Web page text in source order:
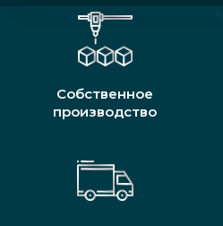
Собственное
производство